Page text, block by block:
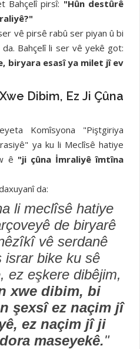
Bahçelî pirsî: "Hûn destûrê
vê pirsê rabû ser piyan û bi
Bahçelî li ser vê yekê got:
biryara esasî ya milet jî ev
Dibim, Ez Ji Çûna
Komîsyona "Piştgiriya
ya ku li Meclîsê hatiye
ê "ji çûna İmraliyê îmtîna
da:
li meclîsê hatiye
de biryarê
vê serdanê
israr bike ku sê
ez eşkere dibêjim,
xwe dibim, bi
şexsî ez naçim jî
ez naçim jî ji
maseyekê."